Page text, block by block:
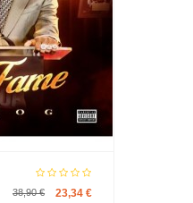
23,34 €
38,90 €